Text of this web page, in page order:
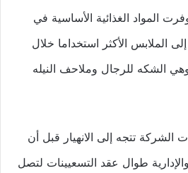
المواد الغذائية الأساسية في
الملابس الأكثر استخداما خلال
الشكه للرجال وملاحف النيله
الشركة تتجه إلى الانهيار قبل أن
طوال عقد التسعيينات لتصل